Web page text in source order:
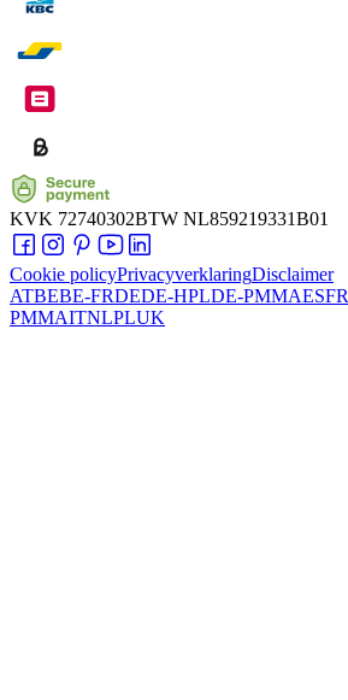
KVK 72740302BTW NL859219331B01
Cookie policyPrivacyverklaringDisclaimer
ATBEBE-FRDEDE-HPLDE-PMMAESFR
PMMAITNLPLUK